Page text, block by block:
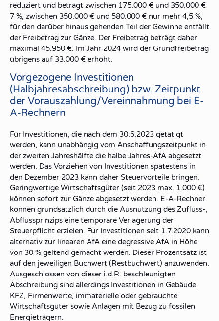
reduziert und beträgt zwischen 175.000 € und 350.000 €
7 %, zwischen 350.000 € und 580.000 € nur mehr 4,5 %,
für den darüber hinaus gehenden Teil der Gewinne entfällt
der Freibetrag zur Gänze. Der Freibetrag beträgt daher
maximal 45.950 €. Im Jahr 2024 wird der Grundfreibetrag
übrigens auf 33.000 € erhöht.
Vorgezogene Investitionen
(Halbjahresabschreibung) bzw. Zeitpunkt
der Vorauszahlung/Vereinnahmung bei E-
A-Rechnern
Für Investitionen, die nach dem 30.6.2023 getätigt
werden, kann unabhängig vom Anschaffungszeitpunkt in
der zweiten Jahreshälfte die halbe Jahres-AfA abgesetzt
werden. Das Vorziehen von Investitionen spätestens in
den Dezember 2023 kann daher Steuervorteile bringen.
Geringwertige Wirtschaftsgüter (seit 2023 max. 1.000 €)
können sofort zur Gänze abgesetzt werden. E-A-Rechner
können grundsätzlich durch die Ausnutzung des Zufluss-,
Abflussprinzips eine temporäre Verlagerung der
Steuerpflicht erzielen. Für Investitionen seit 1.7.2020 kann
alternativ zur linearen AfA eine degressive AfA in Höhe
von 30 % geltend gemacht werden. Dieser Prozentsatz ist
auf den jeweiligen Buchwert (Restbuchwert) anzuwenden.
Ausgeschlossen von dieser i.d.R. beschleunigten
Abschreibung sind allerdings Investitionen in Gebäude,
KFZ, Firmenwerte, immaterielle oder gebrauchte
Wirtschaftsgüter sowie Anlagen mit Bezug zu fossilen
Energieträgern.